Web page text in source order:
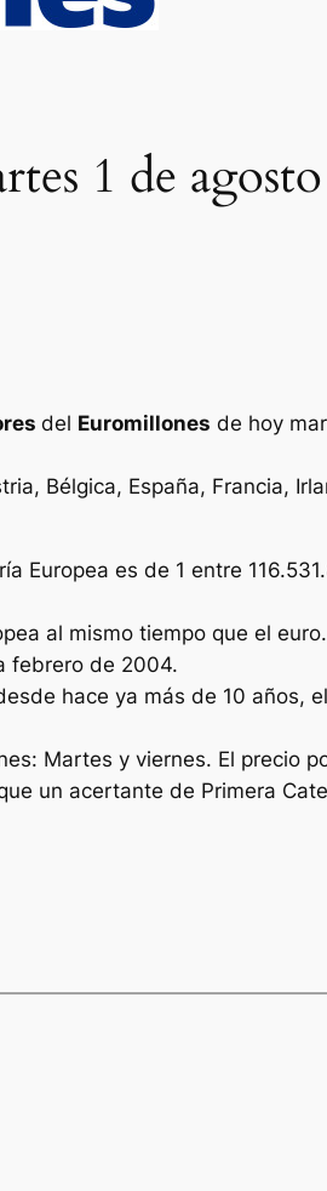
1 de agosto
del Euromillones de hoy
Bélgica, España, Francia,
Europea es de 1 entre
al mismo tiempo que el
febrero de 2004.
hace ya más de 10 años,
Martes y viernes. El precio
un acertante de Primera